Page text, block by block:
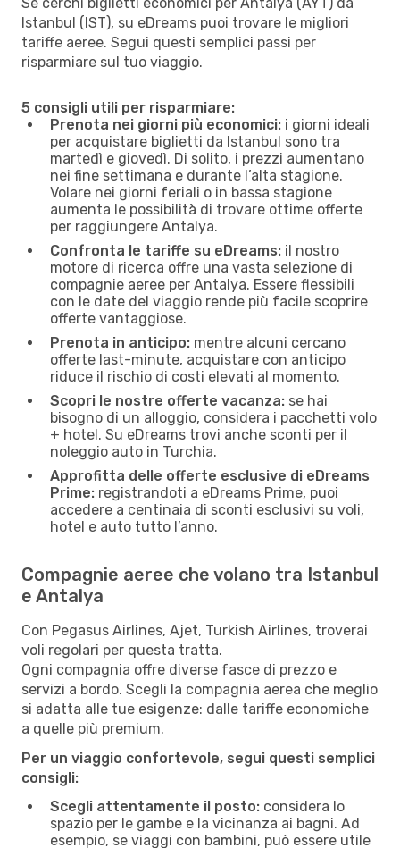
Istanbul (IST), su eDreams puoi trovare le migliori
tariffe aeree. Segui questi semplici passi per
risparmiare sul tuo viaggio.
5 consigli utili per risparmiare:
Prenota nei giorni più economici: i giorni ideali
per acquistare biglietti da Istanbul sono tra
martedì e giovedì. Di solito, i prezzi aumentano
nei fine settimana e durante l’alta stagione.
Volare nei giorni feriali o in bassa stagione
aumenta le possibilità di trovare ottime offerte
per raggiungere Antalya.
Confronta le tariffe su eDreams: il nostro
motore di ricerca offre una vasta selezione di
compagnie aeree per Antalya. Essere flessibili
con le date del viaggio rende più facile scoprire
offerte vantaggiose.
Prenota in anticipo: mentre alcuni cercano
offerte last-minute, acquistare con anticipo
riduce il rischio di costi elevati al momento.
Scopri le nostre offerte vacanza: se hai
bisogno di un alloggio, considera i pacchetti volo
+ hotel. Su eDreams trovi anche sconti per il
noleggio auto in Turchia.
Approfitta delle offerte esclusive di eDreams
Prime: registrandoti a eDreams Prime, puoi
accedere a centinaia di sconti esclusivi su voli,
hotel e auto tutto l’anno.
Compagnie aeree che volano tra Istanbul
e Antalya
Con Pegasus Airlines, Ajet, Turkish Airlines, troverai
voli regolari per questa tratta.
Ogni compagnia offre diverse fasce di prezzo e
servizi a bordo. Scegli la compagnia aerea che meglio
si adatta alle tue esigenze: dalle tariffe economiche
a quelle più premium.
Per un viaggio confortevole, segui questi semplici
consigli:
Scegli attentamente il posto: considera lo
spazio per le gambe e la vicinanza ai bagni. Ad
esempio, se viaggi con bambini, può essere utile